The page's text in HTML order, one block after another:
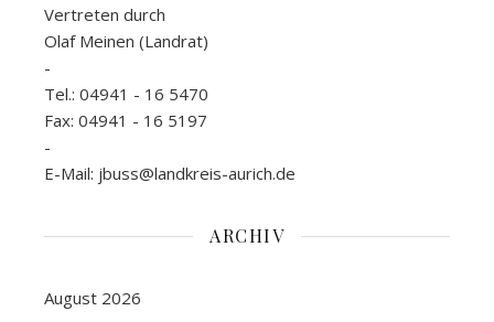
Vertreten durch
Olaf Meinen (Landrat)
-
Tel.: 04941 - 16 5470
Fax: 04941 - 16 5197
-
E-Mail: jbuss@landkreis-aurich.de
ARCHIV
August 2026